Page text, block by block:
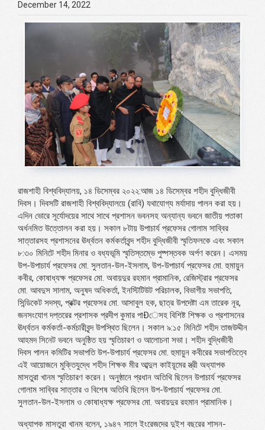
December 14, 2022
রাজশাহী বিশ্ববিদ্যালয়, ১৪ ডিসেম্বর ২০২২:আজ ১৪ ডিসেম্বর শহীদ বুদ্ধিজীবী
দিবস। দিবসটি রাজশাহী বিশ্ববিদ্যালয়ে (রাবি) যথাযোগ্য মর্যাদায় পালন করা হয়।
এদিন ভোরে সূর্যোদয়ের সাথে সাথে প্রশাসন ভবনসহ অন্যান্য ভবনে জাতীয় পতাকা
অর্ধনমিত উত্তোলন করা হয়। সকাল ৮টায় উপাচার্য প্রফেসর গোলাম সাব্বির
সাত্তারসহ প্রশাসনের ঊর্ধ্বতন কর্মকর্তাবৃন্দ শহীদ বুদ্ধিজীবী স্মৃতিফলকে এবং সকাল
৮:৩০ মিনিটে শহীদ মিনার ও বধ্যভূমি স্মৃতিস্তম্ভে পুষ্পস্তবক অর্পণ করেন। এসময়
উপ-উপাচার্য প্রফেসর মো. সুলতান-উল-ইসলাম, উপ-উপাচার্য প্রফেসর মো. হুমায়ুন
কবীর, কোষাধ্যক্ষ প্রফেসর মো. অবায়দুর রহমান প্রামানিক, রেজিস্ট্রার প্রফেসর
মো. আবদুস সালাম, অনুষদ অধিকর্তা, ইনস্টিটিউট পরিচালক, বিভাগীয় সভাপতি,
সিন্ডিকেট সদস্য, প্রক্টর প্রফেসর মো. আসাবুল হক, ছাত্র উপদেষ্টা এম তারেক নূর,
জনসংযোগ দপ্তরের প্রশাসক প্রদীপ কুমার পাÐেসহ বিশিষ্ট শিক্ষক ও প্রশাসনের
ঊর্ধ্বতন কর্মকর্তা-কর্মচারীবৃন্দ উপস্থিত ছিলেন। সকাল ৯:১৫ মিনিটে শহীদ তাজউদ্দীন
আহমদ সিনেট ভবনে অনুষ্ঠিত হয় স্মৃতিচারণ ও আলোচনা সভা। শহীদ বুদ্ধিজীবী
দিবস পালন কমিটির সভাপতি উপ-উপাচার্য প্রফেসর মো. হুমায়ুন কবীরের সভাপতিত্বে
এই আয়োজনে মুক্তিযুদ্ধে শহীদ শিক্ষক মীর আব্দুল কাইয়ূমের স্ত্রী অধ্যাপক
মাসতুরা খানম স্মৃতিচারণ করেন। অনুষ্ঠানে প্রধান অতিথি ছিলেন উপাচার্য প্রফেসর
গোলাম সাব্বির সাত্তার ও বিশেষ অতিথি ছিলেন উপ-উপাচার্য প্রফেসর মো.
সুলতান-উল-ইসলাম ও কোষাধ্যক্ষ প্রফেসর মো. অবায়দুর রহমান প্রামানিক।
অধ্যাপক মাসতুরা খানম বলেন, ১৯৪৭ সালে ইংরেজদের দুইশ বছরের শাসন-